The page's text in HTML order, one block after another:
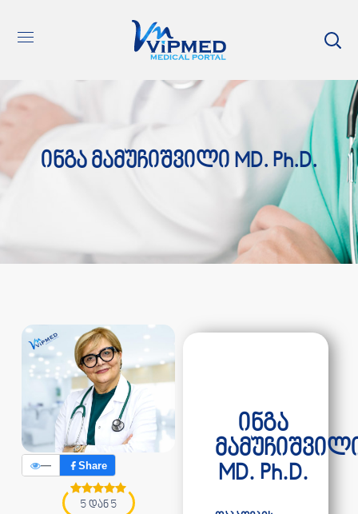
Ინგა Მამუჩიშვილი MD. Ph.D.
— Share
5 დან 5
ინგა
MD. Ph.D.